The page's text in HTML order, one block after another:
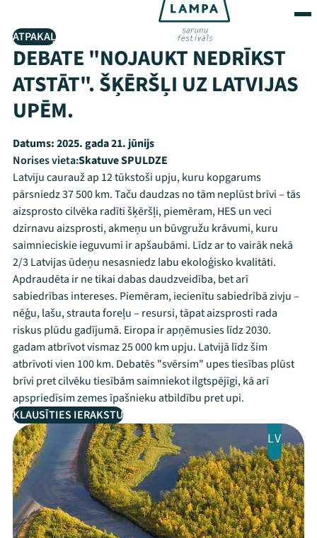
ATPAKAĻ
DEBATE "NOJAUKT NEDRĪKST
ATSTĀT". ŠĶĒRŠĻI UZ LATVIJAS
UPĒM.
Datums:2025. gada 21. jūnijs
Norises vieta:Skatuve SPULDZE
Latviju caurauž ap 12 tūkstoši upju, kuru kopgarums
pārsniedz 37 500 km. Taču daudzas no tām neplūst brīvi – tās
aizsprosto cilvēka radīti šķēršļi, piemēram, HES un veci
dzirnavu aizsprosti, akmeņu un būvgružu krāvumi, kuru
saimnieciskie ieguvumi ir apšaubāmi. Līdz ar to vairāk nekā
2/3 Latvijas ūdeņu nesasniedz labu ekoloģisko kvalitāti.
Apdraudēta ir ne tikai dabas daudzveidība, bet arī
sabiedrības intereses. Piemēram, iecienītu sabiedrībā zivju –
nēģu, lašu, strauta foreļu – resursi, tāpat aizsprosti rada
riskus plūdu gadījumā. Eiropa ir apņēmusies līdz 2030.
gadam atbrīvot vismaz 25 000 km upju. Latvijā līdz šim
atbrīvoti vien 100 km. Debatēs "svērsim" upes tiesības plūst
brīvi pret cilvēku tiesībām saimniekot ilgtspējīgi, kā arī
apspriedīsim zemes īpašnieku atbildību pret upi.
KLAUSĪTIES IERAKSTU
LV